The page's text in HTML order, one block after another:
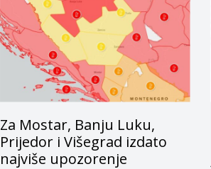
Za Mostar, Banju Luku,
Prijedor i Višegrad izdato
najviše upozorenje